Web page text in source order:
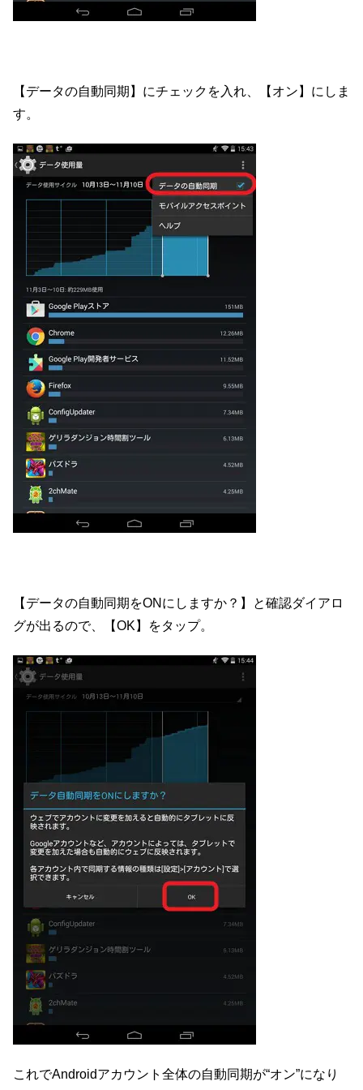
【データの自動同期】にチェックを入れ、【オン】にしま
す。
【データの自動同期をONにしますか？】と確認ダイアロ
グが出るので、【OK】をタップ。
これでAndroidアカウント全体の自動同期が“オン”になり